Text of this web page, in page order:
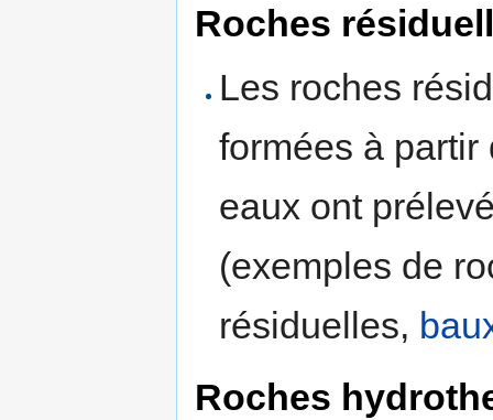
Roches
Les roches
formées à
eaux ont
(exemples de
résiduelles,
Roches